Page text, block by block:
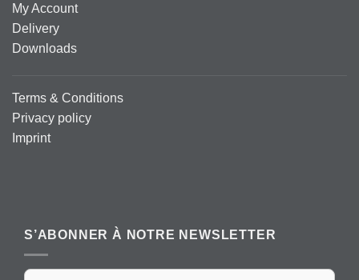
My Account
Delivery
Downloads
Terms & Conditions
Privacy policy
Imprint
S’ABONNER À NOTRE NEWSLETTER